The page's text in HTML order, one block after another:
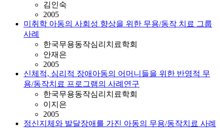
김인숙
2005
미취학 아동의 사회성 향상을 위한 무용/동작 치료 그룹
사례
한국무용동작심리치료학회
안재은
2005
신체적, 심리적 장애아동의 어머니들을 위한 반영적 무
용/동작치료 프로그램의 사례연구
한국무용동작심리치료학회
이지은
2005
정신지체와 발달장애를 가진 아동의 무용/동작치료 사례